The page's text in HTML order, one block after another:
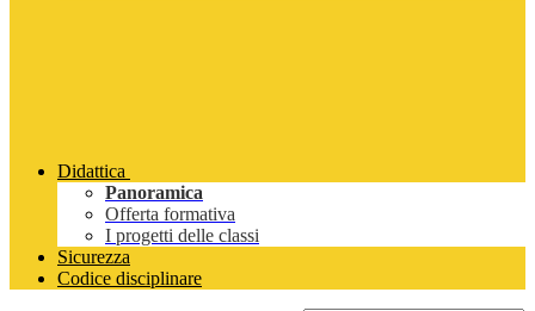
Didattica
Panoramica
Offerta formativa
I progetti delle classi
Sicurezza
Codice disciplinare